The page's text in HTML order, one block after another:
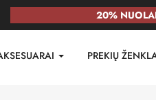
20%
PREKIŲ